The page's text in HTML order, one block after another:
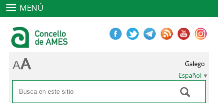
MENÚ
Formulario de búsqueda
Buscar
Galego
Español